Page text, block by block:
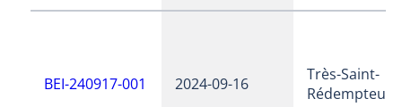
BEI-240917-001 2024-09-16
Très-Saint-
Rédempteur